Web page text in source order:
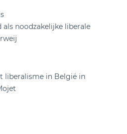
noodzakelijke liberale
liberalisme in België in